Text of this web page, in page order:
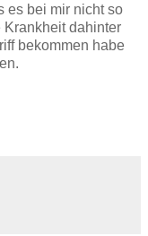
es bei mir nicht so
dahinter
bekommen habe